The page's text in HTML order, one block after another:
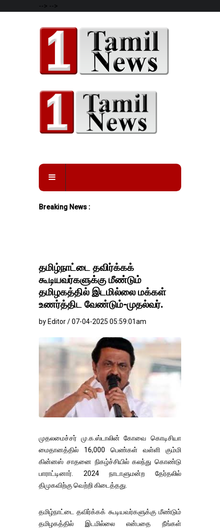
--> -->
Breaking News :
தமிழ்நாட்டை தவிர்க்கக்
கூடியவர்களுக்கு மீண்டும்
தமிழகத்தில் இடமில்லை மக்கள்
உணர்த்திட வேண்டும்-முதல்வர்.
by Editor / 07-04-2025 05:59:01am
முதலமைச்சர் மு.க.ஸ்டாலின் கோவை கொடிசியா
மைதானத்தில் 16,000 பெண்கள் வள்ளி கும்மி
கின்னஸ் சாதனை நிகழ்ச்சியில் கலந்து கொண்டு
பாராட்டினார். 2024 நாடாளுமன்ற தேர்தலில்
திமுகவிற்கு வெற்றி கிடைத்தது.
தமிழ்நாட்டை தவிர்க்கக் கூடியவர்களுக்கு மீண்டும்
தமிழகத்தில் இடமில்லை என்பதை நீங்கள்